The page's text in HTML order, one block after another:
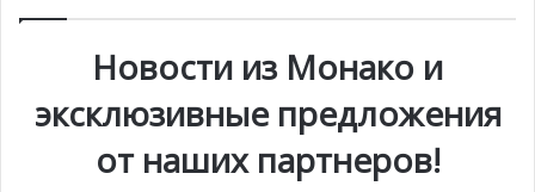
Новости из Монако и
эксклюзивные предложения
от наших партнеров!